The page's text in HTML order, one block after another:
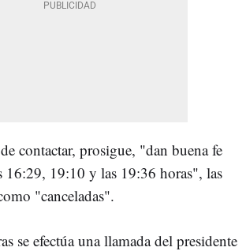
contactar, prosigue, "dan buena fe
16:29, 19:10 y las 19:36 horas", las
"canceladas".
se efectúa una llamada del presidente